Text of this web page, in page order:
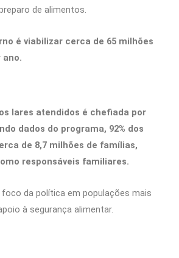
de alimentos.
é viabilizar cerca de 65 milhões
ano.
lares atendidos é chefiada por
dados do programa, 92% dos
de 8,7 milhões de famílias,
responsáveis familiares.
da política em populações mais
à segurança alimentar.